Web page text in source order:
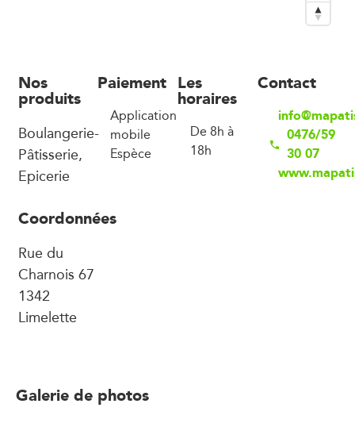
Nos
produits
Boulangerie-
Pâtisserie,
Epicerie
Paiement
Application
mobile
Espèce
Les
horaires
De 8h à
18h
Contact
0476/59
30 07
Coordonnées
Rue du
Charnois 67
1342
Limelette
Galerie de photos